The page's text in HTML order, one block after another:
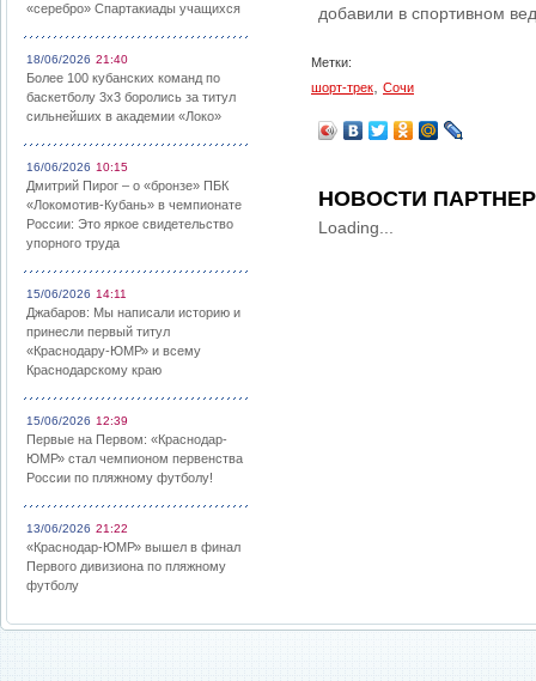
«серебро» Спартакиады учащихся
18/06/2026 21:40
Более 100 кубанских команд по
баскетболу 3х3 боролись за титул
сильнейших в академии «Локо»
16/06/2026 10:15
Дмитрий Пирог – о «бронзе» ПБК
«Локомотив-Кубань» в чемпионате
России: Это яркое свидетельство
упорного труда
15/06/2026 14:11
Джабаров: Мы написали историю и
принесли первый титул
«Краснодару-ЮМР» и всему
Краснодарскому краю
15/06/2026 12:39
Первые на Первом: «Краснодар-
ЮМР» стал чемпионом первенства
России по пляжному футболу!
13/06/2026 21:22
«Краснодар-ЮМР» вышел в финал
Первого дивизиона по пляжному
футболу
добавили в спортивном
Метки:
шорт-трек
Сочи
НОВОСТИ
Loading...